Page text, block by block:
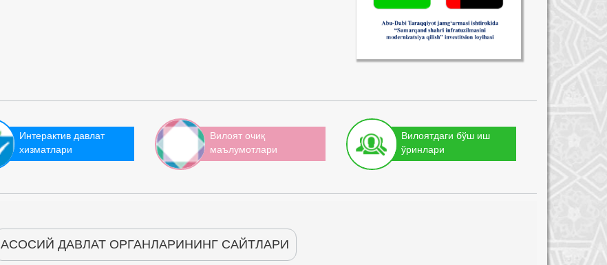
Интерактив давлат
хизматлари
Вилоят очиқ
маълумотлари
Вилоятдаги бўш иш
ўринлари
АСОСИЙ ДАВЛАТ ОРГАНЛАРИНИНГ САЙТЛАРИ